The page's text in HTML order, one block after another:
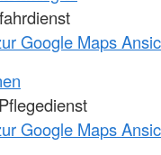
Google Maps
Google Maps